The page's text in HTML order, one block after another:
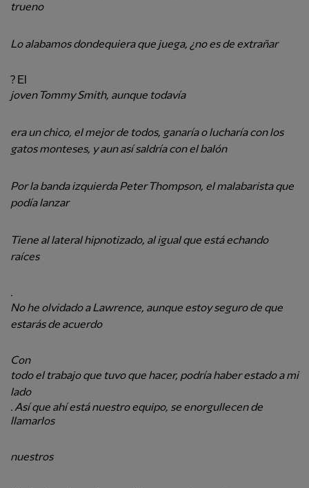
trueno
Lo alabamos dondequiera que juega, ¿no es de extrañar
? El
joven Tommy Smith, aunque todavía
era un chico, el mejor de todos, ganaría o lucharía con los
gatos monteses, y aun así saldría con el balón
Por la banda izquierda Peter Thompson, el malabarista que
podía lanzar
Tiene al lateral hipnotizado, al igual que está echando
raíces
.
No he olvidado a Lawrence, aunque estoy seguro de que
estarás de acuerdo
Con
todo el trabajo que tuvo que hacer, podría haber estado a mi
lado
. Así que ahí está nuestro equipo, se enorgullecen de
llamarlos
nuestros